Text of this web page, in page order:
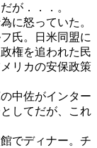
が．．．。
に怒っていた。
氏。日米同盟に
権を追われた民
リカの安保政策
中佐がインター
してだが、これ
でディナー。チ